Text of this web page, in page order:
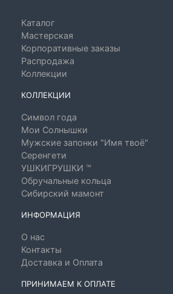
Каталог
Мастерская
Корпоративные заказы
Распродажа
Коллекции
КОЛЛЕКЦИИ
Символ года
Мои Солнышки
Мужские запонки "Имя твоё"
Серенгети
УШКИГРУШКИ ™
Обручальные кольца
Сибирский мамонт
ИНФОРМАЦИЯ
О нас
Контакты
Доставка и Оплата
ПРИНИМАЕМ К ОПЛАТЕ